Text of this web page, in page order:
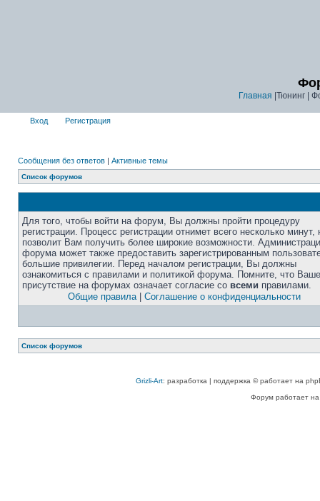
Главная |Тюнинг |
Вход Регистрация
Сообщения без ответов | Активные темы
Список форумов
Для того, чтобы войти на форум, Вы должны пройти процедуру
регистрации. Процесс регистрации отнимет всего несколько минут,
позволит Вам получить более широкие возможности.
форума может также предоставить зарегистрированным
большие привилегии. Перед началом регистрации, Вы должны
ознакомиться с правилами и политикой форума. Помните, что Ваше
присутствие на форумах означает согласие со всеми правилами.
Общие правила| Соглашение о конфиденциальности
Список форумов
Grizli-Art: разработка | поддержка © работает на
Форум работает